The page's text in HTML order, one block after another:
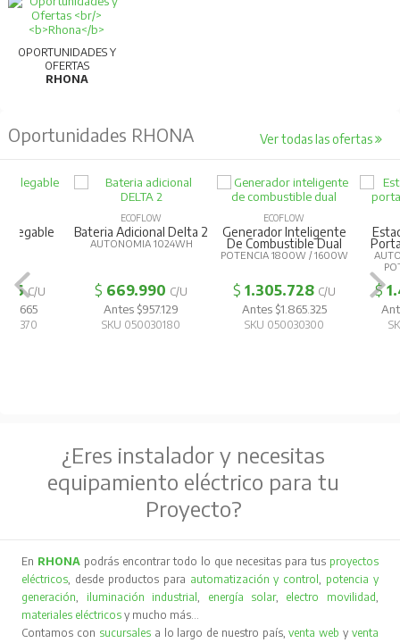
OPORTUNIDADES Y
OFERTAS
RHONA
Oportunidades RHONA Ver todas las ofertas
Bateria Adicional Delta 2
AUTONOMIA 1024WH
669.990 C/U
Antes $957.129
SKU 050030180
Generador Inteligente
De Combustible Dual
POTENCIA 1800W / 1600W
$ 1.305.728 C/U
Antes $1.865.325
SKU 050030300
Estación De
Portatil Delta
AUTONOMÍA
POTENCIA
$
Antes
SKU
¿Eres instalador y necesitas
equipamiento eléctrico para tu
Proyecto?
En RHONA podrás encontrar todo lo que necesitas para tus proyectos
eléctricos, desde productos para automatización y control, potencia y
generación, iluminación industrial, energía solar, electro movilidad,
materiales eléctricos y mucho más…
Contamos con sucursales a lo largo de nuestro país,venta web y venta